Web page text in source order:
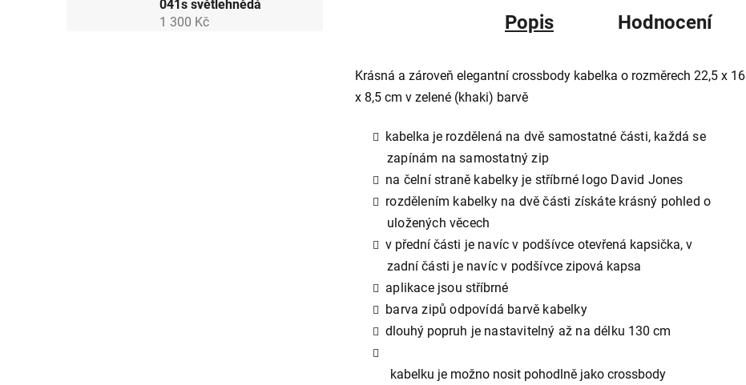
041s světlehnědá
1 300 Kč
Popis Hodnocení
Krásná a zároveň elegantní crossbody kabelka o rozměrech 22,5 x 16
x 8,5 cm v zelené (khaki) barvě
kabelka je rozdělená na dvě samostatné části, každá se
zapínám na samostatný zip
na čelní straně kabelky je stříbrné logo David Jones
rozdělením kabelky na dvě části získáte krásný pohled o
uložených věcech
v přední části je navíc v podšívce otevřená kapsička,v
zadní části je navíc v podšívcezipová kapsa
aplikace jsou stříbrné
barva zipů odpovídá barvě kabelky
dlouhý popruh je nastavitelný až na délku 130 cm
kabelku je možno nosit pohodlně jako crossbody